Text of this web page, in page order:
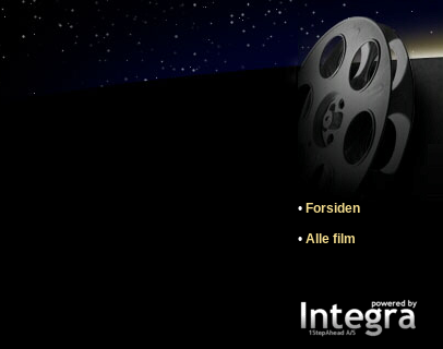
• Forsiden
• Alle film